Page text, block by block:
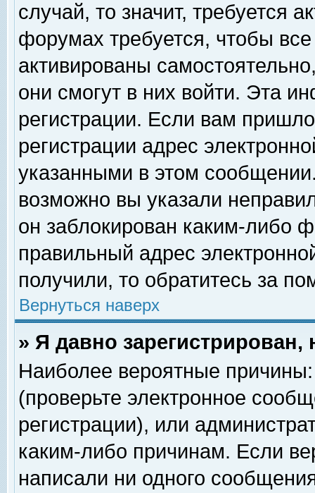
случай, то значит, требуется
форумах требуется, чтобы
активированы
они смогут в них войти. Эта
регистрации. Если вам
регистрации адрес
указанными в этом
возможно вы указали
он заблокирован каким-либо
правильный адрес
получили, то обратитесь за
Вернуться наверх
» Я давно
Наиболее вероятные
(проверьте электронное
регистрации), или
каким-либо причинам. Если
написали ни одного